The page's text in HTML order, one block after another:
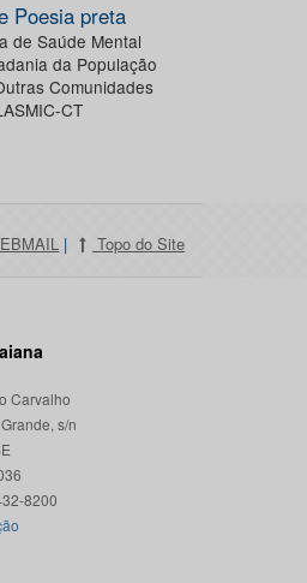
Poesia preta
de Saúde Mental
da População
Comunidades
CT
| Topo do Site
Carvalho
s/n